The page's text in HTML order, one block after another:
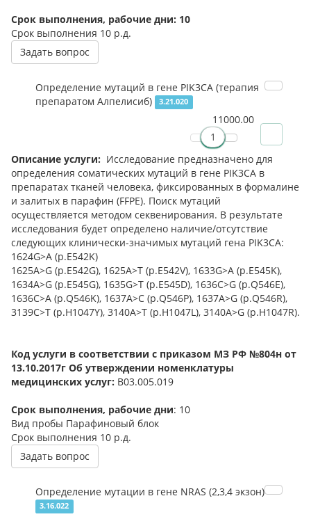
Срок выполнения, рабочие дни: 10
Срок выполнения 10 р.д.
Задать вопрос
Определение мутаций в гене PIK3CA (терапия
препаратом Алпелисиб)
3.21.020
11000.00
Описание услуги: Исследование предназначено для
определения соматических мутаций в гене PIK3CA в
препаратах тканей человека, фиксированных в формалине
и залитых в парафин (FFPE). Поиск мутаций
осуществляется методом секвенирования. В результате
исследования будет определено наличие/отсутствие
следующих клинически-значимых мутаций гена PIK3CA:
1624G>A (p.E542K)
1625A>G (p.E542G), 1625A>T (p.E542V), 1633G>A (p.E545K),
1634A>G (p.E545G), 1635G>T (p.E545D), 1636C>G (p.Q546E),
1636C>A (p.Q546K), 1637A>C (p.Q546P), 1637A>G (p.Q546R),
3139C>T (p.H1047Y), 3140A>T (p.H1047L), 3140A>G (p.H1047R).
Код услуги в соответствии с приказом МЗ РФ №804н от
13.10.2017г Об утверждении номенклатуры
медицинских услуг: B03.005.019
Срок выполнения, рабочие дни: 10
Вид пробы Парафиновый блок
Срок выполнения 10 р.д.
Задать вопрос
Определение мутации в гене NRAS (2,3,4 экзон)
3.16.022